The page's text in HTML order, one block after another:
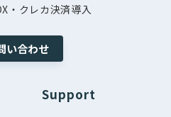
・クレカ決済導入
い合わせ
Support